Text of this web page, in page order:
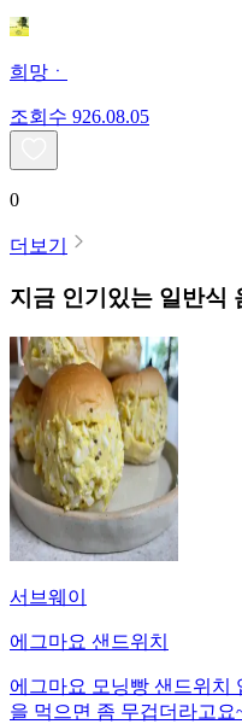
희망ㆍ
조회수 926.08.05
0
더보기
지금 인기있는 일반식
서브웨이
에그마요 샌드위치
에그마요 모닝빵 샌드위치
을 먹으면 좀 무겁더라고